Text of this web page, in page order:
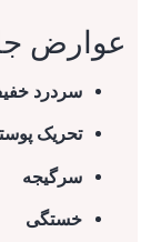
عوارض
سردرد
تحریک
سرگیجه
خستگی